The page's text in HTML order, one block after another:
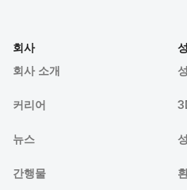
회사
회사 소개
커리어
뉴스
간행물